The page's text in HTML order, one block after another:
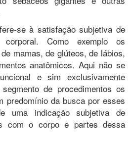
se à satisfação subjetiva de
corporal. Como exemplo os
mamas, de glúteos, de lábios,
anatômicos. Aqui não se
e sim exclusivamente
de procedimentos os
predomínio da busca por esses
uma indicação subjetiva de
com o corpo e partes dessa